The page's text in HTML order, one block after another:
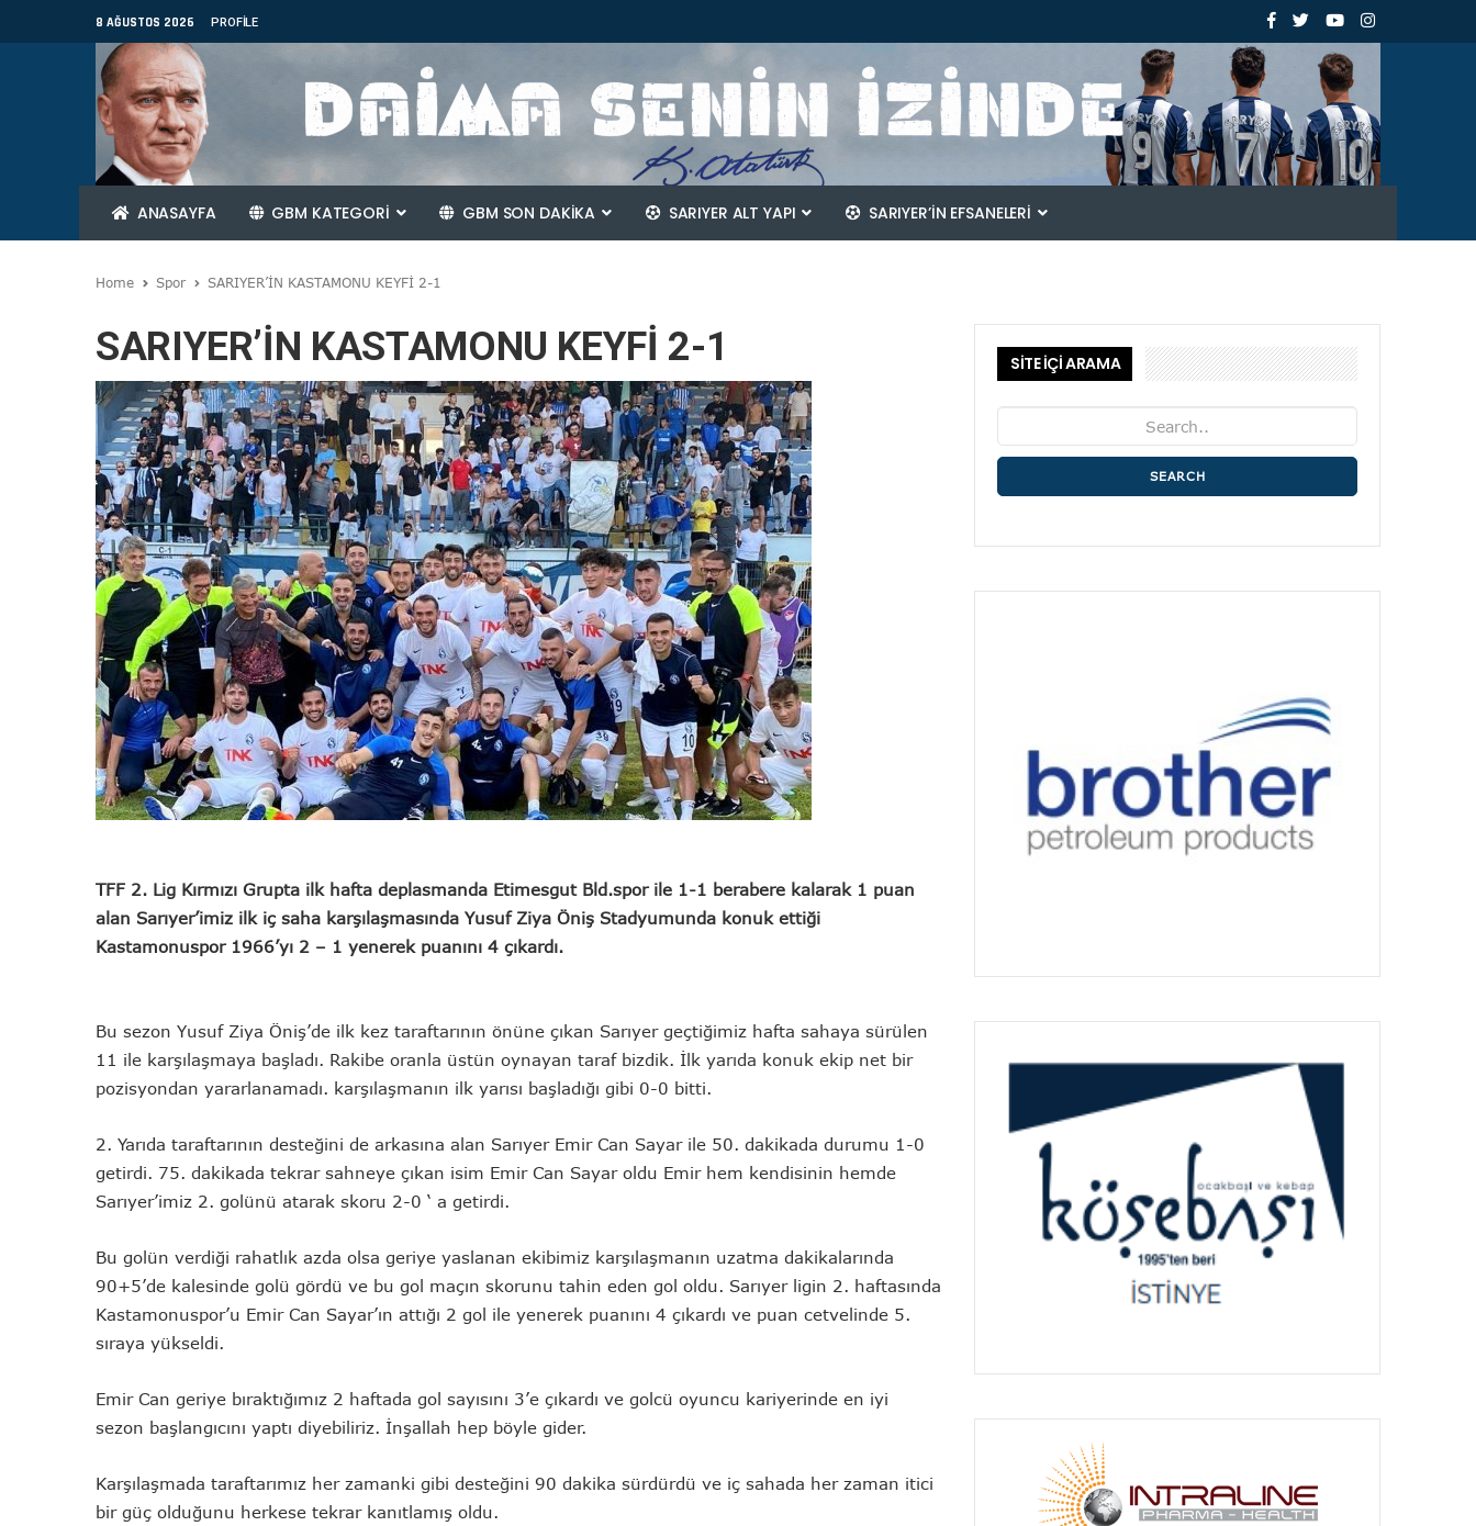
8 AĞUSTOS 2026 PROFILE
ANASAYFA GBM KATEGORİ GBM SON DAKİKA SARIYER ALT YAPI SARIYER’IN EFSANELERI
Home Spor SARIYER’İN KASTAMONU KEYFİ 2-1
SARIYER’İN KASTAMONU KEYFİ 2-1
TFF 2. Lig Kırmızı Grupta ilk hafta deplasmanda Etimesgut Bld.sporile 1-1 berabere kalarak 1 puan
alan Sarıyer’imiz ilk iç saha karşılaşmasında Yusuf Ziya Öniş Stadyumunda konuk ettiği
Kastamonuspor 1966’yı 2 – 1 yenerek puanını 4 çıkardı.
Bu sezon Yusuf Ziya Öniş’de ilk kez taraftarının önüne çıkan Sarıyer geçtiğimiz hafta sahaya sürülen
11 ile karşılaşmaya başladı. Rakibe oranla üstün oynayan taraf bizdik. İlk yarıda konuk ekip net bir
pozisyondan yararlanamadı. karşılaşmanın ilk yarısı başladığı gibi 0-0 bitti.
2. Yarıda taraftarının desteğini de arkasına alan Sarıyer Emir Can Sayar ile 50. dakikada durumu 1-0
getirdi. 75. dakikada tekrar sahneye çıkan isim Emir Can Sayar oldu Emir hem kendisinin hemde
Sarıyer’imiz 2. golünü atarak skoru 2-0 ‘ a getirdi.
Bu golün verdiği rahatlık azda olsa geriye yaslanan ekibimiz karşılaşmanın uzatma dakikalarında
90+5’de kalesinde golü gördü ve bu gol maçın skorunu tahin eden gol oldu. Sarıyer ligin 2. haftasında
Kastamonuspor’u Emir Can Sayar’ın attığı 2 gol ile yenerek puanını 4 çıkardı ve puan cetvelinde 5.
sıraya yükseldi.
Emir Can geriye bıraktığımız 2 haftada gol sayısını 3’e çıkardı ve golcü oyuncu kariyerinde en iyi
sezon başlangıcını yaptı diyebiliriz. İnşallah hep böyle gider.
Karşılaşmada taraftarımız her zamanki gibi desteğini 90 dakika sürdürdü ve iç sahada her zaman itici
bir güç olduğunu herkese tekrar kanıtlamış oldu.
SİTE İÇİ ARAMA
SEARCH